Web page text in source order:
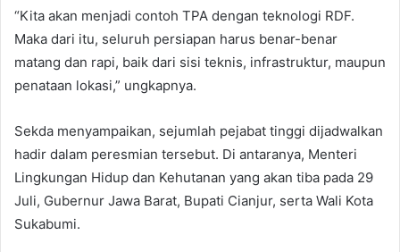
“Kita akan menjadi contoh TPA dengan teknologi RDF.
Maka dari itu, seluruh persiapan harus benar-benar
matang dan rapi, baik dari sisi teknis, infrastruktur, maupun
penataan lokasi,” ungkapnya.
Sekda menyampaikan, sejumlah pejabat tinggi dijadwalkan
hadir dalam peresmian tersebut. Di antaranya, Menteri
Lingkungan Hidup dan Kehutanan yang akan tiba pada 29
Juli, Gubernur Jawa Barat, Bupati Cianjur, serta Wali Kota
Sukabumi.